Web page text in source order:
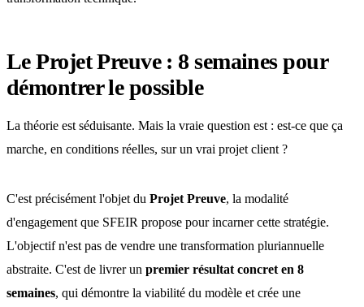
Le Projet Preuve : 8 semaines pour
démontrer le possible
La théorie est séduisante. Mais la vraie question est : est-ce que ça
marche, en conditions réelles, sur un vrai projet client ?
C'est précisément l'objet du Projet Preuve, la modalité
d'engagement que SFEIR propose pour incarner cette stratégie.
L'objectif n'est pas de vendre une transformation pluriannuelle
abstraite. C'est de livrer un premier résultat concret en 8
semaines, qui démontre la viabilité du modèle et crée une